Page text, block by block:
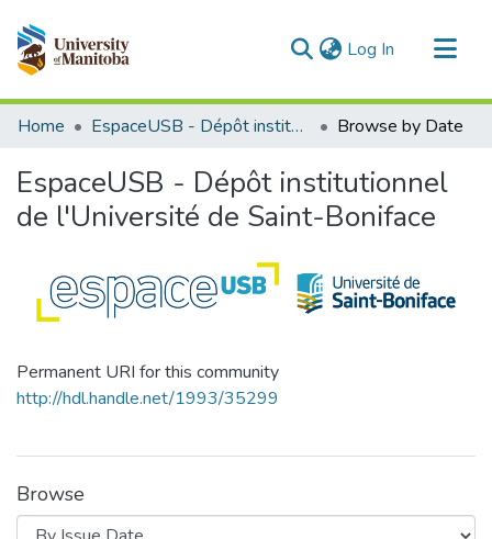
Log In (current)
Communities & Collections
Home EspaceUSB - Dépôt institutionnel de l'Université de Saint-Boniface Browse by Date
EspaceUSB - Dépôt institutionnel
de l'Université de Saint-Boniface
Permanent URI for this community
http://hdl.handle.net/1993/35299
Browse